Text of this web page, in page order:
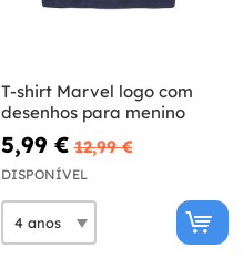
T-shirt Marvel logo com
desenhos para menino
5,99 € 12,99 €
DISPONÍVEL